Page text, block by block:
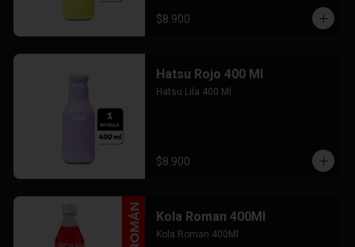
$8.900
Hatsu Rojo 400 Ml
Hatsu Lila 400 Ml
$8.900
Kola Roman 400Ml
Kola Roman 400Ml